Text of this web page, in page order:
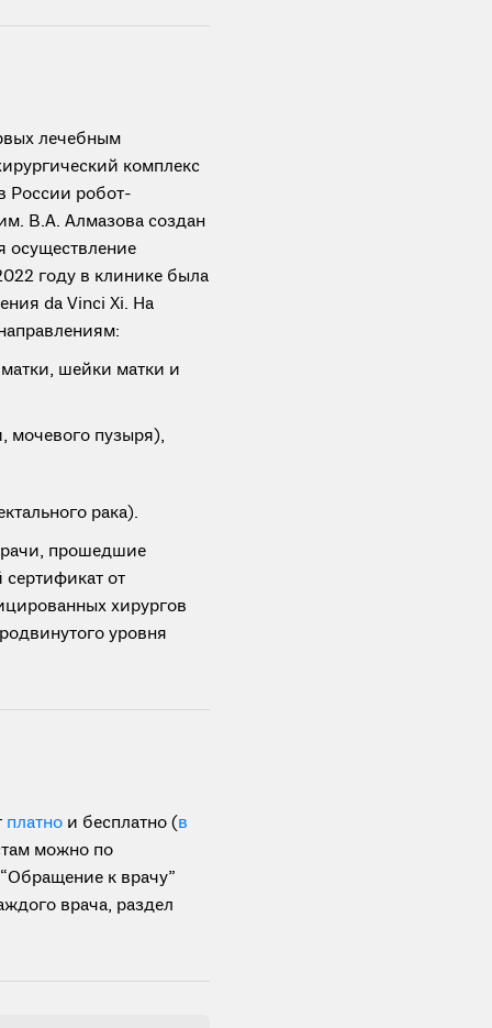
лечебным
комплекс
России робот-
В.А. Алмазова создан
осуществление
году в клинике была
da Vinci Xi. На
шейки матки и
мочевого пузыря),
рака).
прошедшие
от
хирургов
уровня
платнои бесплатно (в
можно по
к врачу”
врача, раздел